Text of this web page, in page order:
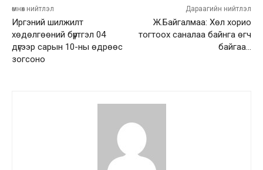
өмнөх нийтлэл
Иргэний шилжилт
хөдөлгөөний бүртгэл 04
дүгээр сарын 10-ны өдрөөс
зогсоно
Дараагийн нийтлэл
Ж.Байгалмаа: Хөл хорио
тогтоох саналаа байнга өгч
байгаа…